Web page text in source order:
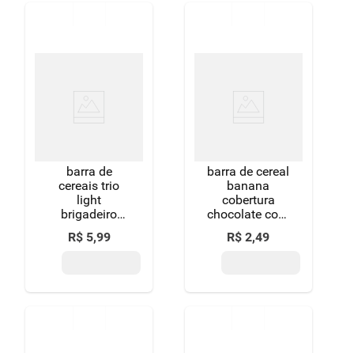
barra de
cereais trio
light
brigadeiro
com cobertura
de chocolate
R$ 5,99
barra de cereal
banana
cobertura
chocolate com
quinoa e
colágeno zero
R$ 2,49